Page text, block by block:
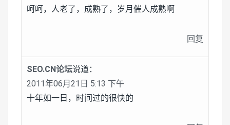
呵呵，人老了，成熟了，岁月催人成熟啊
回复
SEO.CN论坛说道：
2011年06月21日 5:13 下午
十年如一日，时间过的很快的